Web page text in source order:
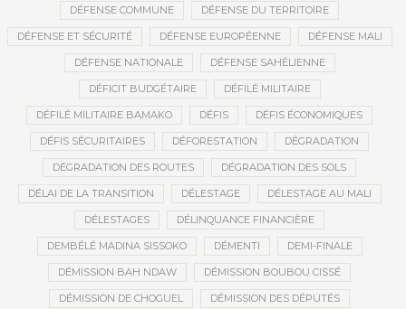
DÉFENSE COMMUNE DÉFENSE DU TERRITOIRE
DÉFENSE ET SÉCURITÉ DÉFENSE EUROPÉENNE DÉFENSE MALI
DÉFENSE NATIONALE DÉFENSE SAHÉLIENNE
DÉFICIT BUDGÉTAIRE DÉFILÉ MILITAIRE
DÉFILÉ MILITAIRE BAMAKO DÉFIS DÉFIS ÉCONOMIQUES
DÉFIS SÉCURITAIRES DÉFORESTATION DÉGRADATION
DÉGRADATION DES ROUTES DÉGRADATION DES SOLS
DÉLAI DE LA TRANSITION DÉLESTAGE DÉLESTAGE AU MALI
DÉLESTAGES DÉLINQUANCE FINANCIÈRE
DEMBÉLÉ MADINA SISSOKO DÉMENTI DEMI-FINALE
DÉMISSION BAH NDAW DÉMISSION BOUBOU CISSÉ
DÉMISSION DE CHOGUEL DÉMISSION DES DÉPUTÉS